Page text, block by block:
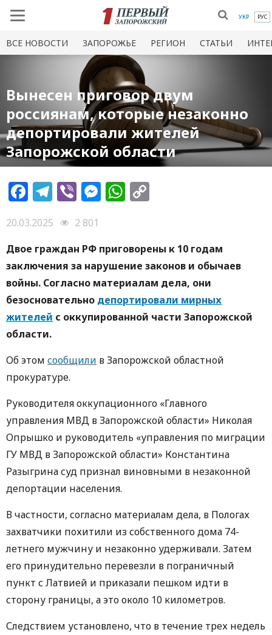
УКР РУС
ВСЕ НОВОСТИ ЗАПОРОЖЬЕ РЕГИОН СТАТЬИ
Вынесен приговор двум
россиянам, которые незаконно
депортировали жителей
Запорожской области
Facebook
Telegram
ViberMessenger
WhatsApp
20.03.2025
2 801
Двое граждан РФ приговорены к 10 годам
заключения за нарушение законов и обычаев
войны. Согласно материалам дела, они
безосновательно депортировали мирных
жителей с оккупированной части Запорожской
области.
Об этом сообщили в Запорожской областной
прокуратуре.
Руководителя оккупационного «Главного
управления МВД в Запорожской области» Николая
Опрышко и руководитель «управления по миграции
ГУ МВД в Запорожской области» Константина
Разыгрина суд признал виновными в незаконной
депортации населения.
В частности, согласно материалам дела, в Пологах
захватчики похитили из собственного дома 74-
летнего мужчину и незаконно удерживали. Затем
его принудительно перевезли в пограничный
пункт с Латвией и приказали пешком идти в
сторону границы, а это около 10 километров.
Следствием установлено, что в течение трех недель